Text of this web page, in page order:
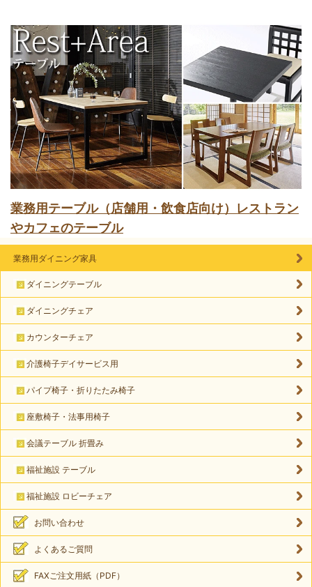
業務用テーブル（店舗用・飲食店向け）レストラン
やカフェのテーブル
業務用ダイニング家具
ダイニングテーブル
ダイニングチェア
カウンターチェア
介護椅子デイサービス用
パイプ椅子・折りたたみ椅子
座敷椅子・法事用椅子
会議テーブル 折畳み
福祉施設 テーブル
福祉施設 ロビーチェア
お問い合わせ
よくあるご質問
FAXご注文用紙（PDF）